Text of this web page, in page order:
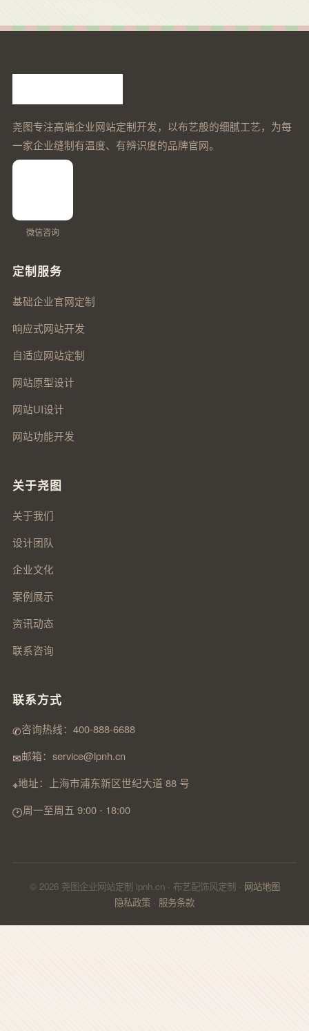
尧图专注高端企业网站定制开发，以布艺般的细腻工艺，为每
一家企业缝制有温度、有辨识度的品牌官网。
微信咨询
定制服务
基础企业官网定制
响应式网站开发
自适应网站定制
网站原型设计
网站UI设计
网站功能开发
关于尧图
关于我们
设计团队
企业文化
案例展示
资讯动态
联系咨询
联系方式
✆咨询热线：400-888-6688
✉邮箱：service@lpnh.cn
⌖地址：上海市浦东新区世纪大道 88 号
🕑周一至周五 9:00 - 18:00
© 2026 尧图企业网站定制 lpnh.cn · 布艺配饰风定制 · 网站地图
隐私政策 · 服务条款